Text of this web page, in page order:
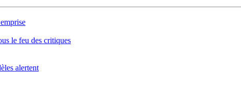
le feu des critiques
alertent